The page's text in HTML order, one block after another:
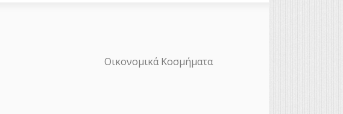
Οικονομικά Κοσμήματα